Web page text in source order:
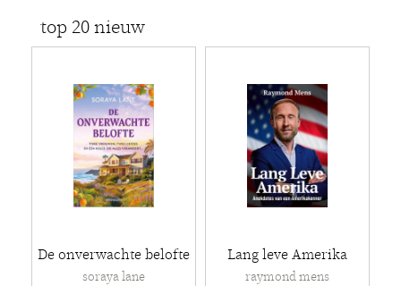
top 20 nieuw
De onverwachte belofte
soraya lane
Lang leve Amerika
raymond mens